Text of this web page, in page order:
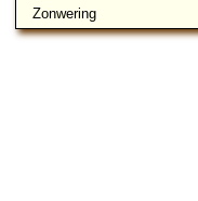
Zonwering